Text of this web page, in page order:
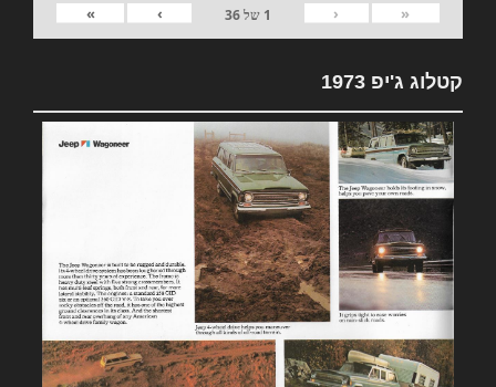
«
‹
1 של36
›
»
קטלוג ג'יפ 1973